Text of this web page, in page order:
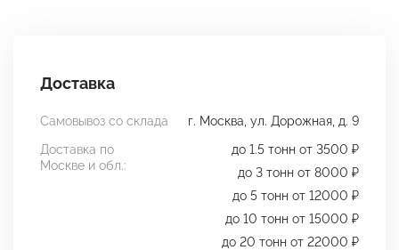
Доставка
Самовывоз со склада
г. Москва, ул. Дорожная, д. 9
Доставка по
Москве и обл.:
до 1.5 тонн от 3500 ₽
до 3 тонн от 8000 ₽
до 5 тонн от 12000 ₽
до 10 тонн от 15000 ₽
до 20 тонн от 22000 ₽